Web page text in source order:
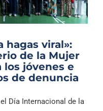
hagas viral»:
de la Mujer
los jóvenes e
de denuncia
Día Internacional de la